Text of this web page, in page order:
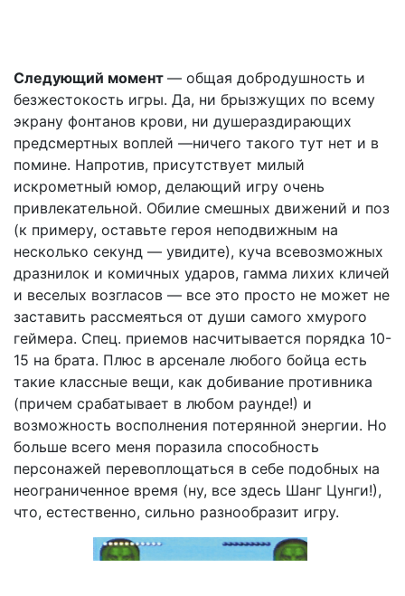
Следующий момент — общая добродушность и
безжестокость игры. Да, ни брызжущих по всему
экрану фонтанов крови, ни душераздирающих
предсмертных воплей —ничего такого тут нет и в
помине. Напротив, присутствует милый
искрометный юмор, делающий игру очень
привлекательной. Обилие смешных движений и поз
(к примеру, оставьте героя неподвижным на
несколько секунд — увидите), куча всевозможных
дразнилок и комичных ударов, гамма лихих кличей
и веселых возгласов — все это просто не может не
заставить рассмеяться от души самого хмурого
геймера. Спец. приемов насчитывается порядка 10-
15 на брата. Плюс в арсенале любого бойца есть
такие классные вещи, как добивание противника
(причем срабатывает в любом раунде!) и
возможность восполнения потерянной энергии. Но
больше всего меня поразила способность
персонажей перевоплощаться в себе подобных на
неограниченное время (ну, все здесь Шанг Цунги!),
что, естественно, сильно разнообразит игру.